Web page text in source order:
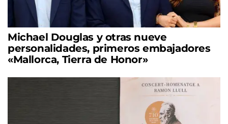
Michael Douglas y otras nueve
personalidades, primeros embajadores
«Mallorca, Tierra de Honor»